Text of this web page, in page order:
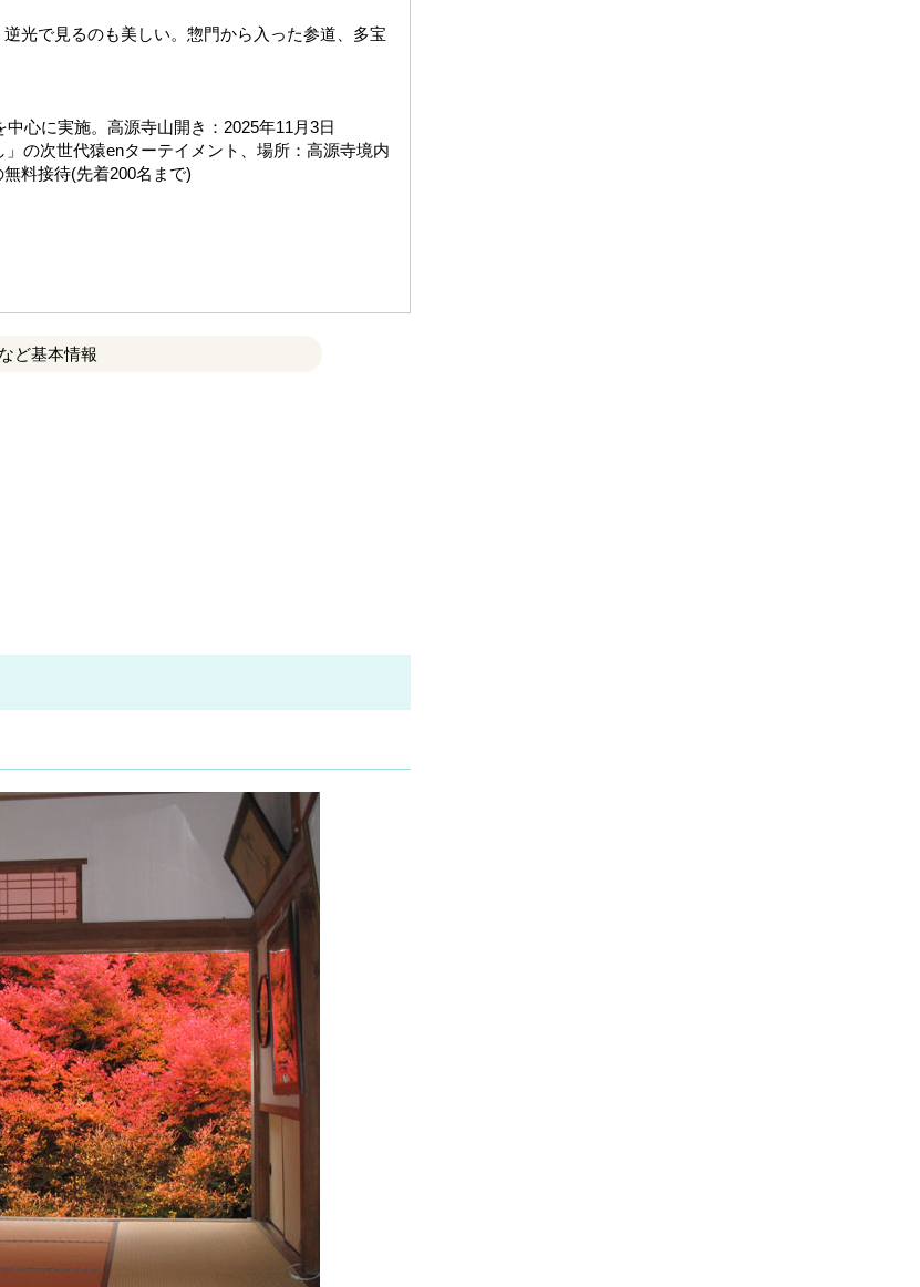
光で見るのも美しい。惣門から入った参道、多宝
中心に実施。高源寺山開き：2025年11月3日
の次世代猿enターテイメント、場所：高源寺境内
料接待(先着200名まで)
ど基本情報